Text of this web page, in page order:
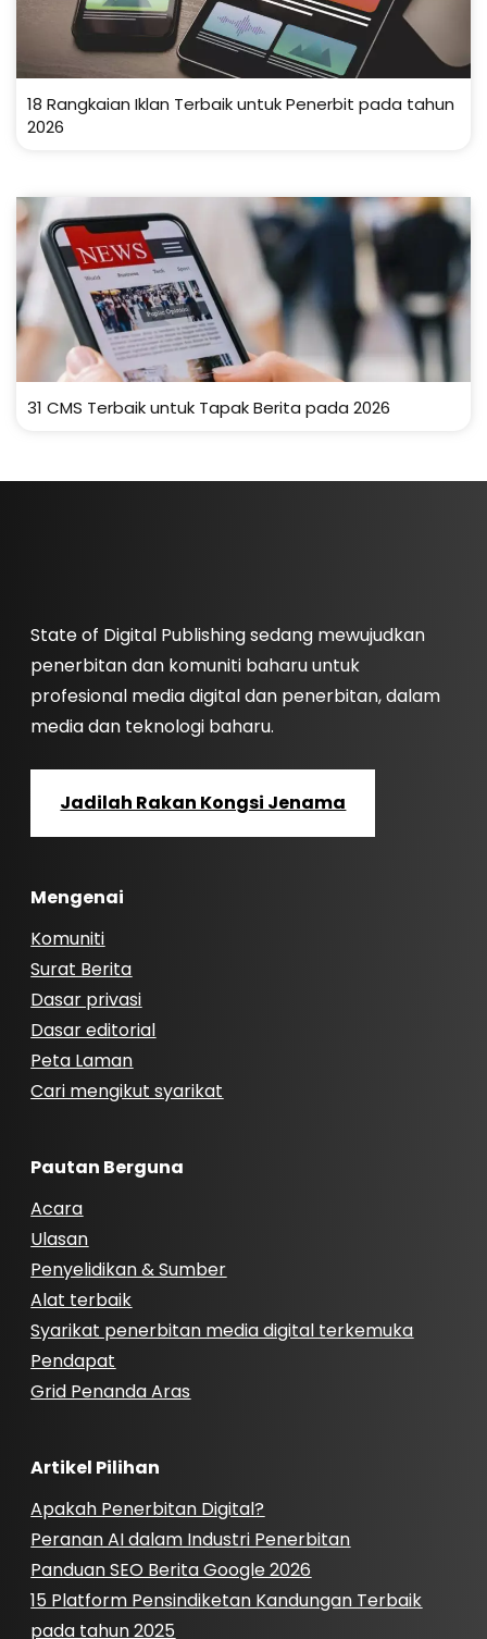
18 Rangkaian Iklan Terbaik untuk Penerbit pada tahun
2026
31 CMS Terbaik untuk Tapak Berita pada 2026
State of Digital Publishing sedang mewujudkan
penerbitan dan komuniti baharu untuk
profesional media digital dan penerbitan, dalam
media dan teknologi baharu.
Jadilah Rakan Kongsi Jenama
Mengenai
Komuniti
Surat Berita
Dasar privasi
Dasar editorial
Peta Laman
Cari mengikut syarikat
Pautan Berguna
Acara
Ulasan
Penyelidikan & Sumber
Alat terbaik
Syarikat penerbitan media digital terkemuka
Pendapat
Grid Penanda Aras
Artikel Pilihan
Apakah Penerbitan Digital?
Peranan AI dalam Industri Penerbitan
Panduan SEO Berita Google 2026
15 Platform Pensindiketan Kandungan Terbaik
pada tahun 2025